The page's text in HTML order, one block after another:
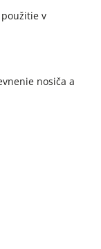
v
nosiča a